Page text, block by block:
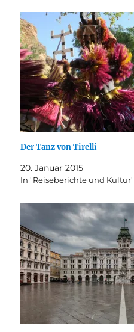
Der Tanz von Tirelli
20. Januar 2015
In "Reiseberichte und Kultur"